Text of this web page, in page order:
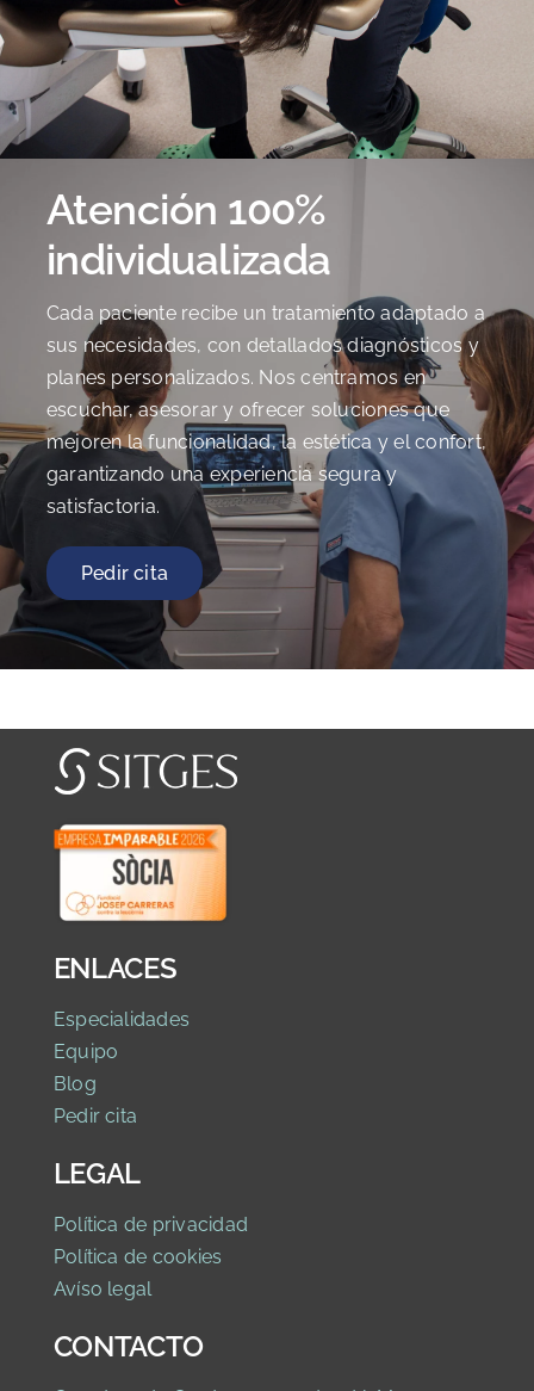
Atención 100%
individualizada
Cada paciente recibe un tratamiento adaptado a
sus necesidades, con detallados diagnósticos y
planes personalizados. Nos centramos en
escuchar, asesorar y ofrecer soluciones que
mejoren la funcionalidad, la estética y el confort,
garantizando una experiencia segura y
satisfactoria.
Pedir cita
ENLACES
Especialidades
Equipo
Blog
Pedir cita
LEGAL
Política de privacidad
Política de cookies
Avíso legal
CONTACTO